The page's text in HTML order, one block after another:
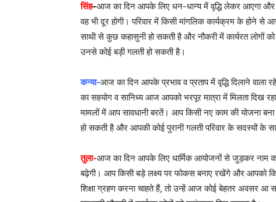
सिंह–आज का दिन आपके लिए धन-धान्य में वृद्धि लेकर आएगा और
वह भी दूर होगी। परिवार में किसी मांगलिक कार्यक्रम के
साथी से कुछ कहासुनी हो सकती है और नौकरी में कार्यरत लोगों
उनसे कोई बड़ी गलती हो सकती है।
कन्या-आज का दिन आपके प्रभाव व प्रताप में वृद्धि दिलाने वाला
का सहयोग व सानिध्य आज आपको भरपूर मात्रा में मिलता दिख
मामलों में आप सावधानी बरतें। आप किसी नए काम की योजना
हो सकती है और आपकी कोई पुरानी गलती परिवार के सदस्यों के
तुला-आज का दिन आपके लिए धार्मिक आयोजनों से जुड़कर नाम
बढ़ेगी। आप किसी बड़े लक्ष्य पर फोकस बनाए रखेंगे और आपको
शिक्षा ग्रहण करना चाहते हैं, तो उन्हें आज कोई बेहतर अवसर